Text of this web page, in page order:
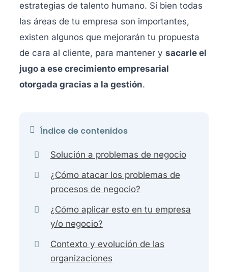
estrategias de talento humano. Si bien todas
las áreas de tu empresa son importantes,
existen algunos que mejorarán tu propuesta
de cara al cliente, para mantener y sacarle el
jugo a ese crecimiento empresarial
otorgada gracias a la gestión.
Índice de contenidos
Solución a problemas de negocio
¿Cómo atacar los problemas de
procesos de negocio?
¿Cómo aplicar esto en tu empresa
y/o negocio?
Contexto y evolución de las
organizaciones